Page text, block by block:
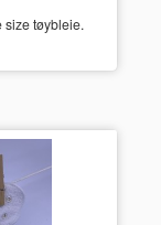
size tøybleie.